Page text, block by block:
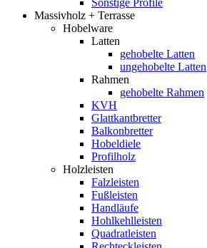
Sonstige Profile
Massivholz + Terrasse
Hobelware
Latten
gehobelte Latten
ungehobelte Latten
Rahmen
gehobelte Rahmen
KVH
Glattkantbretter
Balkonbretter
Hobeldiele
Profilholz
Holzleisten
Falzleisten
Fußleisten
Handläufe
Hohlkehlleisten
Quadratleisten